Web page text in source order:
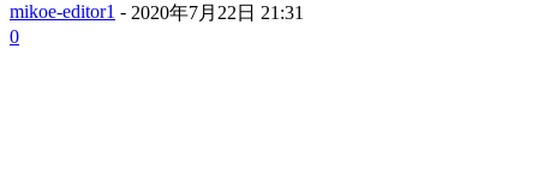
mikoe-editor1 - 2020年7月22日 21:31
0